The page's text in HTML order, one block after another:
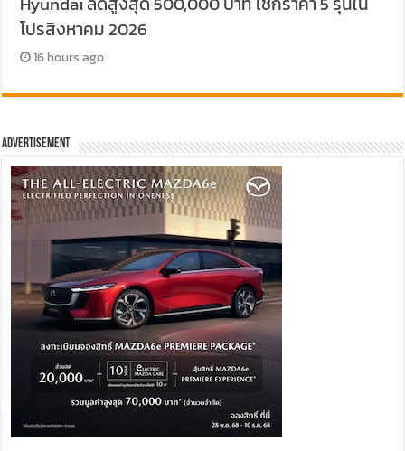
โปรสิงหาคม 2026
16 hours ago
Advertisement